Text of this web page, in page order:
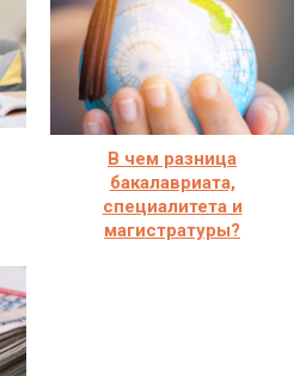
В чем разница
бакалавриата,
специалитета и
магистратуры?